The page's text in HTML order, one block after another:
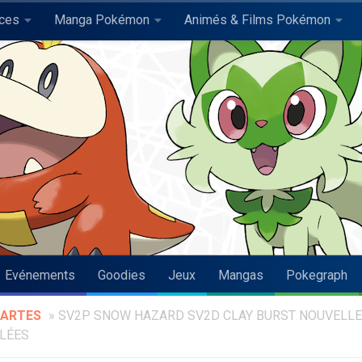
Manga Pokémon Animés & Films Pokémon
Evénements Goodies Jeux Mangas Pokegraph
» SV2P SNOW HAZARD SV2D CLAY BURST